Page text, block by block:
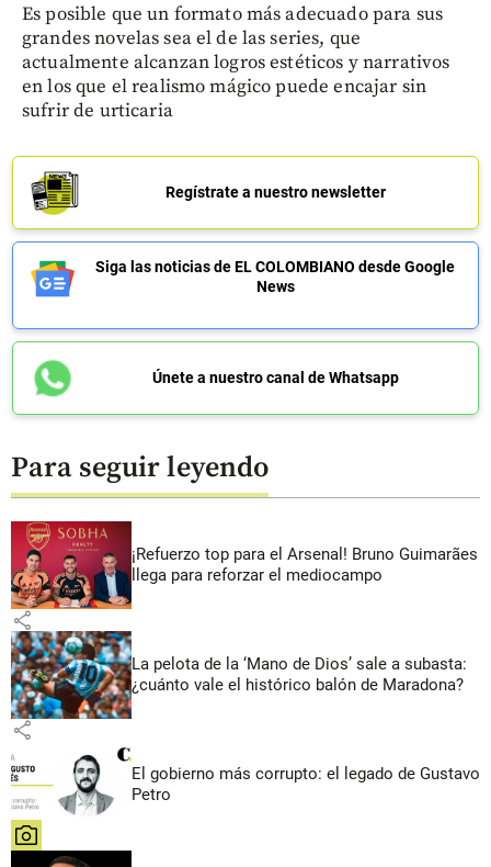
Es posible que un formato más adecuado para sus
grandes novelas sea el de las series, que
actualmente alcanzan logros estéticos y narrativos
en los que el realismo mágico puede encajar sin
sufrir de urticaria
Regístrate a nuestro newsletter
Siga las noticias de EL COLOMBIANO desde Google
News
Únete a nuestro canal de Whatsapp
Para seguir leyendo
¡Refuerzo top para el Arsenal! Bruno Guimarães
llega para reforzar el mediocampo
share
La pelota de la ‘Mano de Dios’ sale a subasta:
¿cuánto vale el histórico balón de Maradona?
share
El gobierno más corrupto: el legado de Gustavo
Petro
share